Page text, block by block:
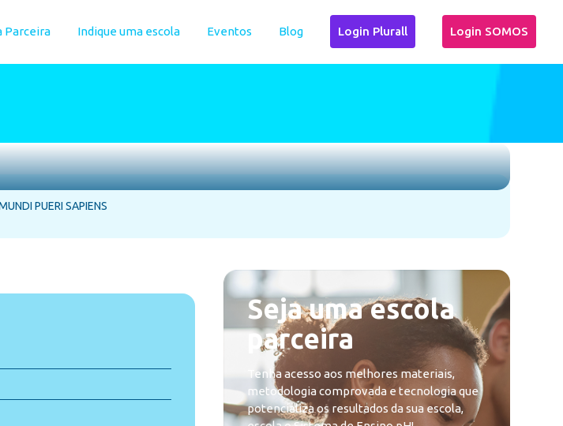
Parceira Indique uma escola Eventos Blog Login Plurall Login SOMOS
PUERI SAPIENS
Seja uma escola
parceira
Tenha acesso aos melhores materiais,
metodologia comprovada e tecnologia que
potencializa os resultados da sua escola,